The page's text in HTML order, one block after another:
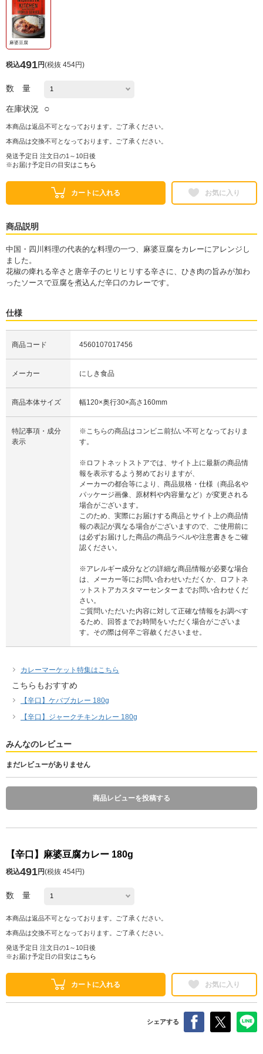
麻婆豆腐
税込491円(税抜 454円)
数 量
在庫状況 ○
本商品は返品不可となっております。ご了承ください。
本商品は交換不可となっております。ご了承ください。
発送予定日 注文日の1～10日後
※お届け予定日の目安は こちら
カートに入れる お気に入り
商品説明
中国・四川料理の代表的な料理の一つ、麻婆豆腐をカレーにアレンジし
ました。
花椒の痺れる辛さと唐辛子のヒリヒリする辛さに、ひき肉の旨みが加わ
ったソースで豆腐を煮込んだ辛口のカレーです。
仕様
商品コード 4560107017456
メーカー にしき食品
商品本体サイズ 幅120×奥行30×高さ160mm
特記事項・成分
表示
※こちらの商品はコンビニ前払い不可となっておりま
す。
※ロフトネットストアでは、サイト上に最新の商品情
報を表示するよう努めておりますが、
メーカーの都合等により、商品規格・仕様（商品名や
パッケージ画像、原材料や内容量など）が変更される
場合がございます。
このため、実際にお届けする商品とサイト上の商品情
報の表記が異なる場合がございますので、ご使用前に
は必ずお届けした商品の商品ラベルや注意書きをご確
認ください。
※アレルギー成分などの詳細な商品情報が必要な場合
は、メーカー等にお問い合わせいただくか、ロフトネ
ットストアカスタマーセンターまでお問い合わせくだ
さい。
ご質問いただいた内容に対して正確な情報をお調べす
るため、回答までお時間をいただく場合がございま
す。その際は何卒ご容赦くださいませ。
カレーマーケット特集はこちら
こちらもおすすめ
【辛口】ケバブカレー 180g
【辛口】ジャークチキンカレー 180g
みんなのレビュー
まだレビューがありません
商品レビューを投稿する
【辛口】麻婆豆腐カレー 180g
税込491円(税抜 454円)
数 量
本商品は返品不可となっております。ご了承ください。
本商品は交換不可となっております。ご了承ください。
発送予定日 注文日の1～10日後
※お届け予定日の目安は こちら
カートに入れる お気に入り
シェアする